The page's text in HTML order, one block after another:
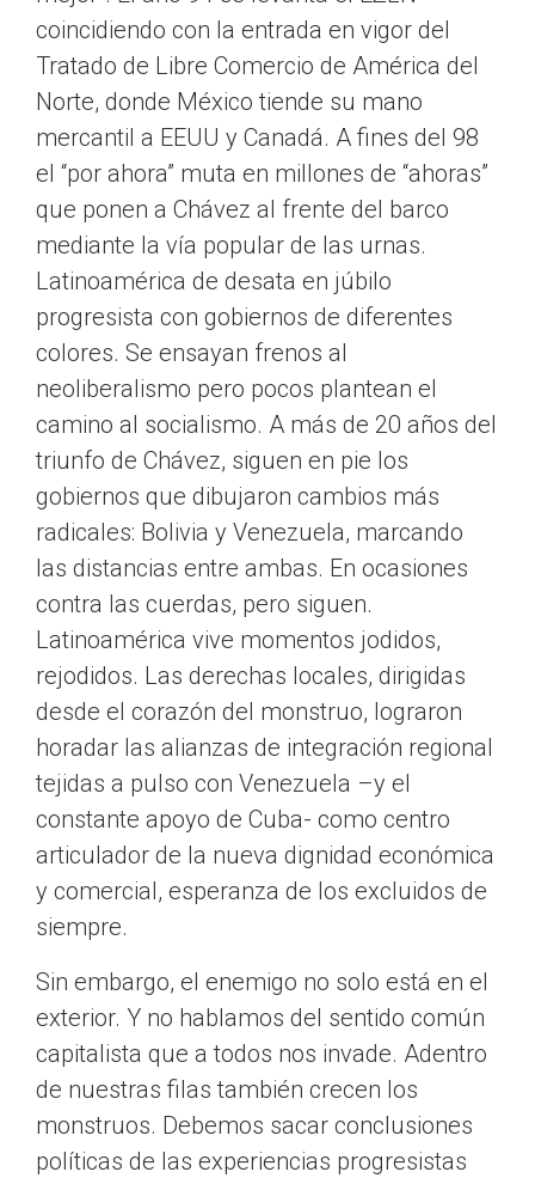
coincidiendo con la entrada en vigor del
Tratado de Libre Comercio de América del
Norte, donde México tiende su mano
mercantil a EEUU y Canadá. A fines del 98
el “por ahora” muta en millones de “ahoras”
que ponen a Chávez al frente del barco
mediante la vía popular de las urnas.
Latinoamérica de desata en júbilo
progresista con gobiernos de diferentes
colores. Se ensayan frenos al
neoliberalismo pero pocos plantean el
camino al socialismo. A más de 20 años del
triunfo de Chávez, siguen en pie los
gobiernos que dibujaron cambios más
radicales: Bolivia y Venezuela, marcando
las distancias entre ambas. En ocasiones
contra las cuerdas, pero siguen.
Latinoamérica vive momentos jodidos,
rejodidos. Las derechas locales, dirigidas
desde el corazón del monstruo, lograron
horadar las alianzas de integración regional
tejidas a pulso con Venezuela –y el
constante apoyo de Cuba- como centro
articulador de la nueva dignidad económica
y comercial, esperanza de los excluidos de
siempre.
Sin embargo, el enemigo no solo está en el
exterior. Y no hablamos del sentido común
capitalista que a todos nos invade. Adentro
de nuestras filas también crecen los
monstruos. Debemos sacar conclusiones
políticas de las experiencias progresistas